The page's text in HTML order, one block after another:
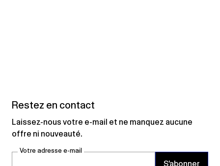
Restez en contact
Laissez-nous votre e-mail et ne manquez aucune
offre ni nouveauté.
Votre adresse e-mail
S’abonner